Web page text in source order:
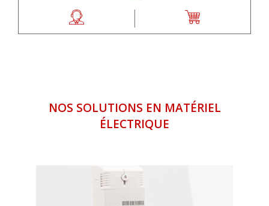
NOS SOLUTIONS EN MATÉRIEL
ÉLECTRIQUE